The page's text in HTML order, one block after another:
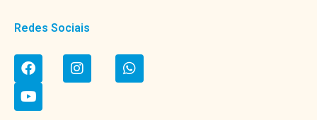
Redes Sociais